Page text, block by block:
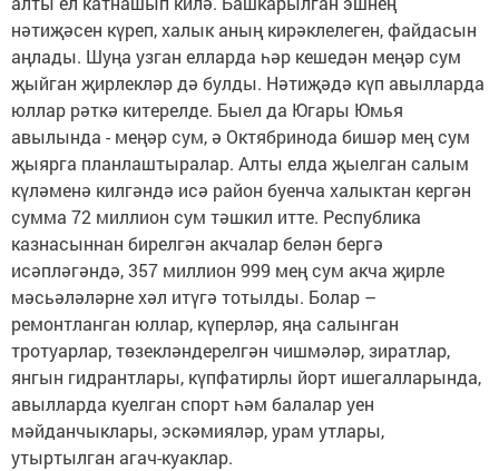
нәтиҗәсен күреп, халык аның кирәклелеген, файдасын
аңлады. Шуңа узган елларда һәр кешедән меңәр сум
җыйган җирлекләр дә булды. Нәтиҗәдә күп авылларда
юллар рәткә китерелде. Быел да Югары Юмья
авылында - меңәр сум, ә Октябринода бишәр мең сум
җыярга планлаштыралар. Алты елда җыелган салым
күләменә килгәндә исә район буенча халыктан кергән
сумма 72 миллион сум тәшкил итте. Республика
казнасыннан бирелгән акчалар белән бергә
исәпләгәндә, 357 миллион 999 мең сум акча җирле
мәсьәләләрне хәл итүгә тотылды. Болар –
ремонтланган юллар, күперләр, яңа салынган
тротуарлар, төзекләндерелгән чишмәләр, зиратлар,
янгын гидрантлары, күпфатирлы йорт ишегалларында,
авылларда куелган спорт һәм балалар уен
мәйданчыклары, эскәмияләр, урам утлары,
утыртылган агач-куаклар.